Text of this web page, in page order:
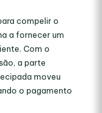
compelir o
a fornecer um
Com o
a parte
moveu
o pagamento